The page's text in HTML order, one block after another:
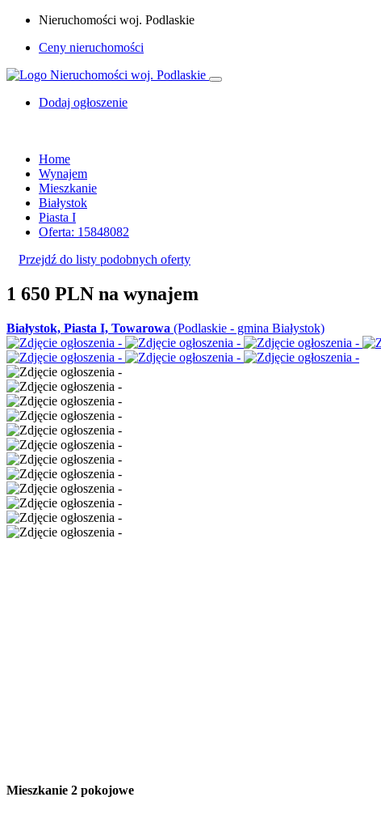
Nieruchomości woj. Podlaskie
Ceny nieruchomości
Dodaj ogłoszenie
Home
Wynajem
Mieszkanie
Białystok
Piasta I
Oferta: 15848082
Przejdź do listy podobnych oferty
1 650 PLN na wynajem
Białystok, Piasta I, Towarowa (Podlaskie - gmina Białystok)
Mieszkanie 2 pokojowe